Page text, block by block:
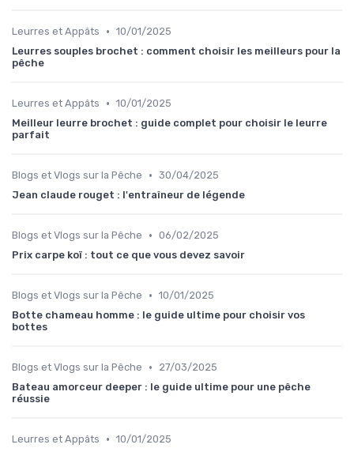
Leurres et Appâts • 10/01/2025
Leurres souples brochet : comment choisir les meilleurs pour la
pêche
Leurres et Appâts • 10/01/2025
Meilleur leurre brochet : guide complet pour choisir le leurre
parfait
Blogs et Vlogs sur la Pêche • 30/04/2025
Jean claude rouget : l'entraîneur de légende
Blogs et Vlogs sur la Pêche • 06/02/2025
Prix carpe koï : tout ce que vous devez savoir
Blogs et Vlogs sur la Pêche • 10/01/2025
Botte chameau homme : le guide ultime pour choisir vos
bottes
Blogs et Vlogs sur la Pêche •
27/03/2025
Bateau amorceur deeper : le guide ultime pour une pêche
réussie
Leurres et Appâts • 10/01/2025